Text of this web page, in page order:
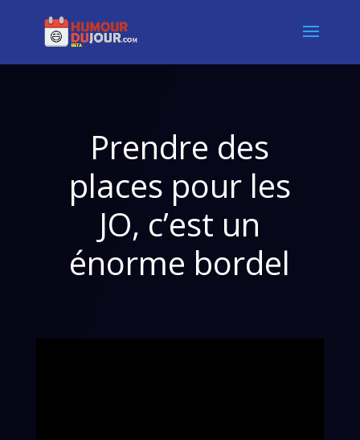
Prendre des
places pour les
JO, c’est un
énorme bordel